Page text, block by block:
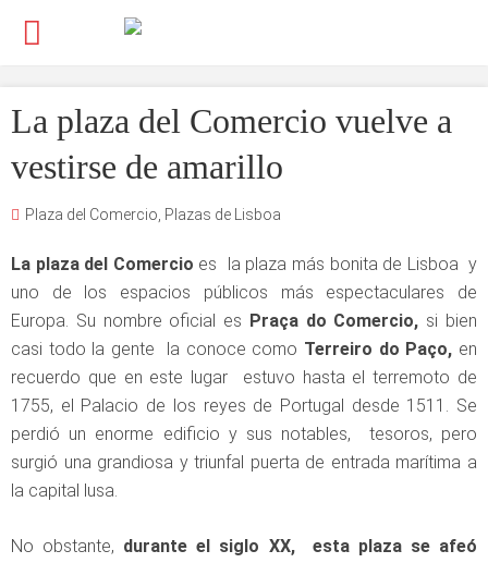
La plaza del Comercio vuelve a
vestirse de amarillo
Plaza del Comercio Plazas de Lisboa
La plaza del Comercio es la plaza más bonita de Lisboa y
uno de los espacios públicos más espectaculares de
Europa. Su nombre oficial es Praça do Comercio, si bien
casi todo la gente la conoce como Terreiro do Paço, en
recuerdo que en este lugar estuvo hasta el terremoto de
1755, el Palacio de los reyes de Portugal desde 1511. Se
perdió un enorme edificio y sus notables, tesoros, pero
surgió una grandiosa y triunfal puerta de entrada marítima a
la capital lusa.
No obstante, durante el siglo XX, esta plaza se afeó